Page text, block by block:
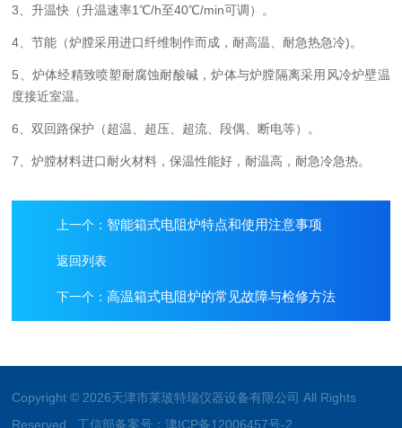
3、升温快（升温速率1℃/h至40℃/min可调）。
4、节能（炉膛采用进口纤维制作而成，耐高温、耐急热急冷)。
5、炉体经精致喷塑耐腐蚀耐酸碱，炉体与炉膛隔离采用风冷炉壁温
度接近室温。
6、双回路保护（超温、超压、超流、段偶、断电等）。
7、炉膛材料进口耐火材料，保温性能好，耐温高，耐急冷急热。
上一个： 智能箱式电阻炉特点和使用注意事项
返回列表
下一个：高温箱式电阻炉的常见故障与检修方法
Copyright © 2026天津市莱玻特瑞仪器设备有限公司 All Rights
Reserved 工信部备案号：津ICP备12006457号-2